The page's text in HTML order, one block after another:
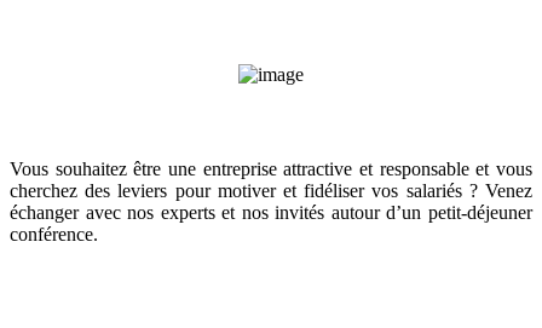
Vous souhaitez être une entreprise attractive et responsable et vous
cherchez des leviers pour motiver et fidéliser vos salariés ? Venez
échanger avec nos experts et nos invités autour d’un petit-déjeuner
conférence.